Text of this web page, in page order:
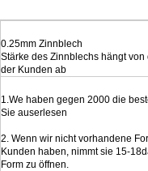
0.25mm Zinnblech
Stärke des Zinnblechs hängt von
der Kunden ab
1.We haben gegen 2000 die
Sie auserlesen
2. Wenn wir nicht vorhandene
Kunden haben, nimmt sie 15-
Form zu öffnen.